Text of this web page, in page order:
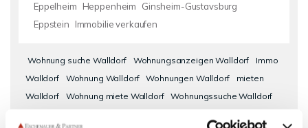
Eppelheim
Heppenheim
Ginsheim-Gustavsburg
Eppstein
Immobilie verkaufen
Wohnung suche Walldorf Wohnungsanzeigen Walldorf
Immo
Walldorf
Wohnung Walldorf Wohnungen Walldorf
mieten
Walldorf
Wohnung miete Walldorf
Wohnungssuche Walldorf